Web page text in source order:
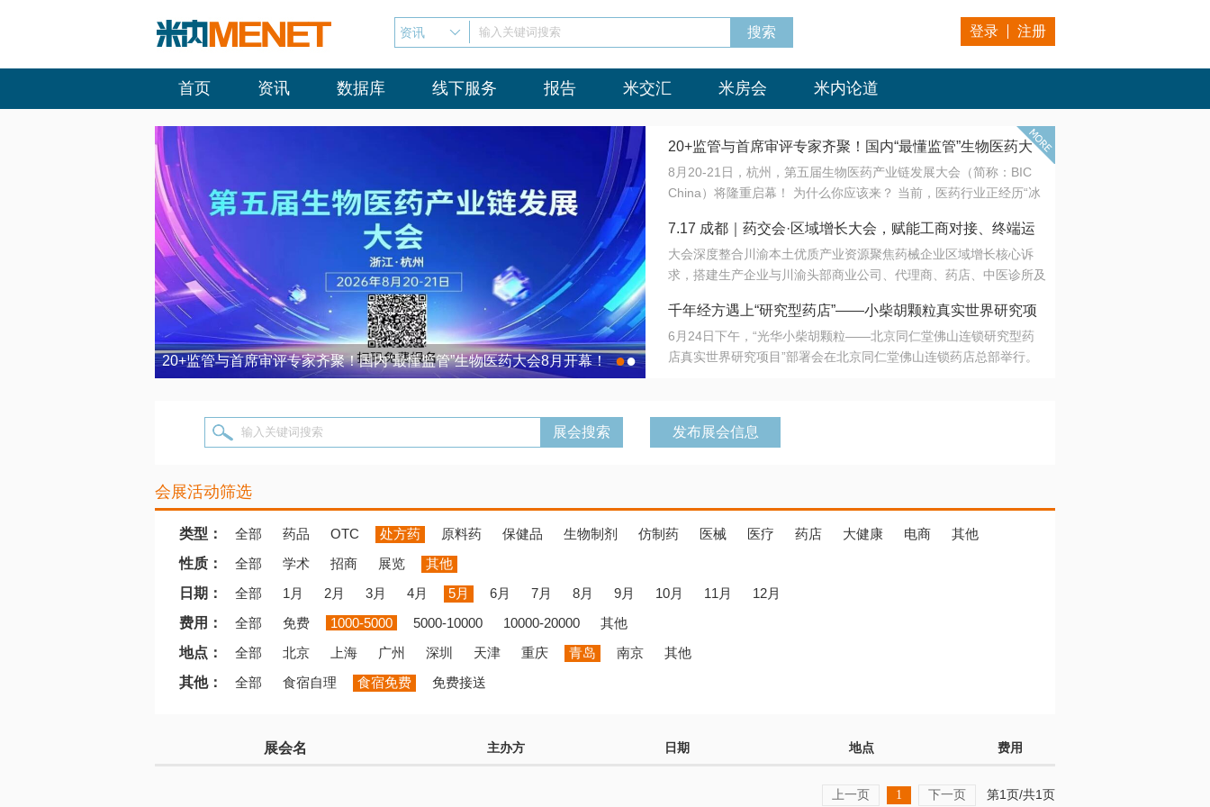
资讯 输入关键词搜索 登录 注册
首页 资讯 数据库 线下服务 报告 米交汇 米房会 米内论道
20+监管与首席审评专家齐聚！国内“最懂监管”生物医药大会8月开幕！ 7.17 成都｜药交会·区域增长大会，赋能工商对接、终端运营
●●
20+监管与首席审评专家齐聚！国内“最懂监管”生物医药大
会8月开幕！
8月20-21日，杭州，第五届生物医药产业链发展大会（简称：BIC
China）将隆重启幕！ 为什么你应该来？ 当前，医药行业正经历“冰
法正重新定义研发效率；另一端是创新药“最后一公里”的支付与入院
难题，呼唤更成熟的产业生态。 同质化“内卷”已无出路，全产业链协
同与出海能力建设才是破局关键。 本届大会以 “重构生态，定义未
算力突围；从中药创新、复杂药物制剂、CGT、多肽与小核酸的技
术攻坚，到CDMO的柔性智造。 我们致力于打破壁垒，让“实验
室”与“生产线”、“研发端”与“支付端”深度对话，更让监管、产业、资
7.17 成都｜药交会·区域增长大会，赋能工商对接、终端运
营
大会深度整合川渝本土优质产业资源聚焦药械企业区域增长核心诉
求，搭建生产企业与川渝头部商业公司、代理商、药店、中医诊所及
域增量份额夯实西南市场战略布局
千年经方遇上“研究型药店”——小柴胡颗粒真实世界研究项
目在北京同仁堂佛山连锁启动
6月24日下午，“光华小柴胡颗粒——北京同仁堂佛山连锁研究型药
店真实世界研究项目”部署会在北京同仁堂佛山连锁药店总部举行。
输入关键词搜索 发布展会信息
会展活动筛选
类型： 全部 药品 OTC 处方药 原料药 保健品 生物制剂 仿制药 医械 医疗 药店 大健康 电商
其他
性质：
全部 学术 招商 展览
其他
日期：
全部 1月 2月 3月 4月 5月 6月 7月 8月 9月 10月 11月
12月
费用：
全部 免费 1000-5000 5000-10000 10000-20000
其他
地点：
全部 北京 上海 广州 深圳 天津 重庆 青岛 南京
其他
其他：
全部 食宿自理 食宿免费 免费接送
展会名 主办方 日期 地点 费用
上一页 1 下一页 第1页/共1页